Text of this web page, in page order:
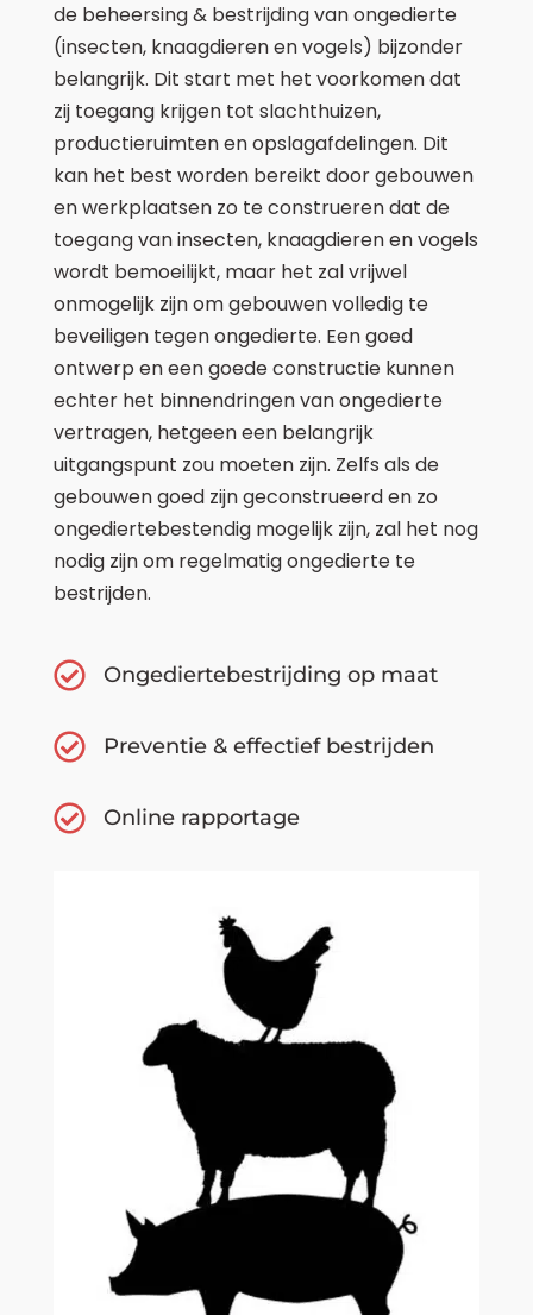
de beheersing & bestrijding van ongedierte
(insecten, knaagdieren en vogels) bijzonder
belangrijk. Dit start met het voorkomen dat
zij toegang krijgen tot slachthuizen,
productieruimten en opslagafdelingen. Dit
kan het best worden bereikt door gebouwen
en werkplaatsen zo te construeren dat de
toegang van insecten, knaagdieren en vogels
wordt bemoeilijkt, maar het zal vrijwel
onmogelijk zijn om gebouwen volledig te
beveiligen tegen ongedierte. Een goed
ontwerp en een goede constructie kunnen
echter het binnendringen van ongedierte
vertragen, hetgeen een belangrijk
uitgangspunt zou moeten zijn. Zelfs als de
gebouwen goed zijn geconstrueerd en zo
ongediertebestendig mogelijk zijn, zal het nog
nodig zijn om regelmatig ongedierte te
bestrijden.
Ongediertebestrijding op maat
Preventie & effectief bestrijden
Online rapportage